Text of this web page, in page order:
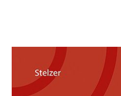
Produkthaftung in
Zur Wunschliste hinzufügen